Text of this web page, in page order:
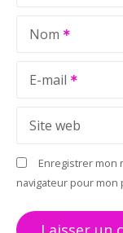
t
i
c
Nom
E-mail
Site web
Enregistrer mon
navigateur pour mon